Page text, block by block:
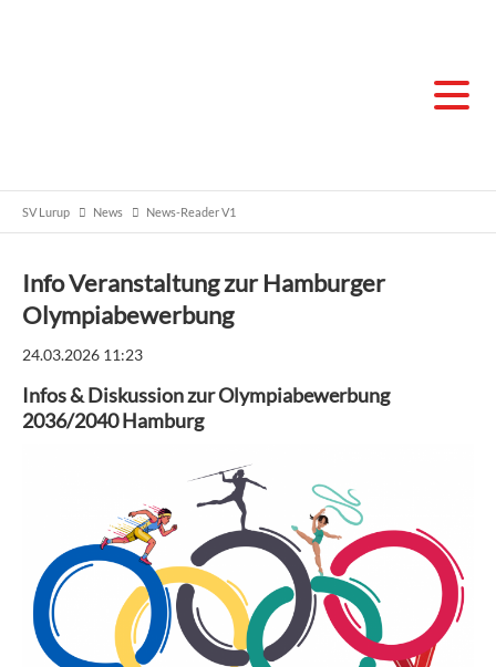
SV Lurup News News-Reader V1
Info Veranstaltung zur Hamburger
Olympiabewerbung
24.03.2026 11:23
Infos & Diskussion zur Olympiabewerbung
2036/2040 Hamburg